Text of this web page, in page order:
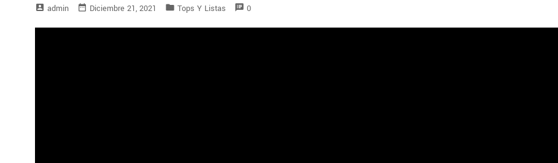
account_box Admin date_range Diciembre 21, 2021 folder Tops Y Listas speaker_notes 0